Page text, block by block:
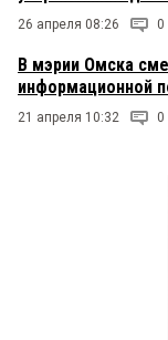
26 апреля 08:26 0
В мэрии Омска
информационной
21 апреля 10:32 0